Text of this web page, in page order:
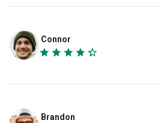
Connor
Brandon